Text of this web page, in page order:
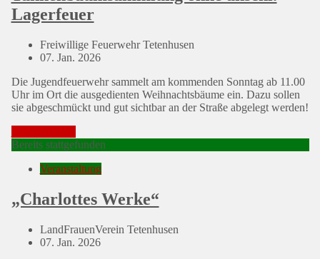
Lagerfeuer
Freiwillige Feuerwehr Tetenhusen
Posted
07. Jan. 2026
Die Jugendfeuerwehr sammelt am kommenden Sonntag ab 11.00
Uhr im Ort die ausgedienten Weihnachtsbäume ein. Dazu sollen
sie abgeschmückt und gut sichtbar an der Straße abgelegt werden!
Bereits stattgefunden
Veranstaltung
„Charlottes Werke“
LandFrauenVerein Tetenhusen
Posted
07. Jan. 2026